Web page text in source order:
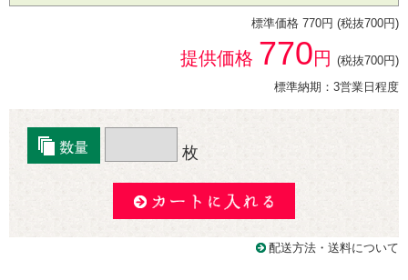
標準価格 770円 (税抜700円)
提供価格 770円 (税抜700円)
標準納期：3営業日程度
枚
配送方法・送料について